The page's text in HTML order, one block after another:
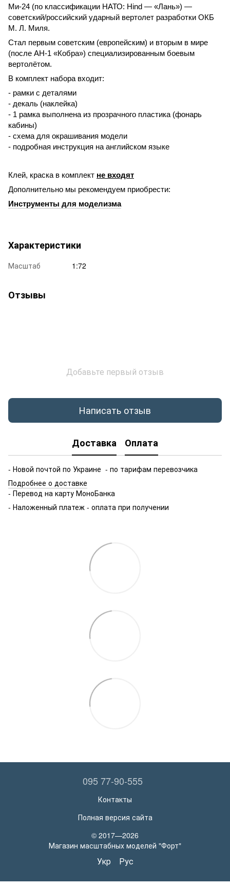
Ми-24 (по классификации НАТО: Hind — «Лань») —
советский/российский ударный вертолет разработки ОКБ
М. Л. Миля.
Стал первым советским (европейским) и вторым в мире
(после AH-1 «Кобра») специализированным боевым
вертолётом.
В комплект набора входит:
- рамки с деталями
- декаль (наклейка)
- 1 рамка выполнена из прозрачного пластика (фонарь
кабины)
- схема для окрашивания модели
- подробная инструкция на английском языке
Клей, краска в комплект не входят
Дополнительно мы рекомендуем приобрести:
Инструменты для моделизма
Характеристики
Масштаб 1:72
Отзывы
Добавьте первый отзыв
Написать отзыв
Доставка Оплата
- Новой почтой по Украине - по тарифам перевозчика
Подробнее о доставке
- Перевод на карту МоноБанка
- Наложенный платеж - оплата при получении
095 77-90-555
Контакты
Полная версия сайта
© 2017—2026
Магазин масштабных моделей "Форт"
Укр Рус